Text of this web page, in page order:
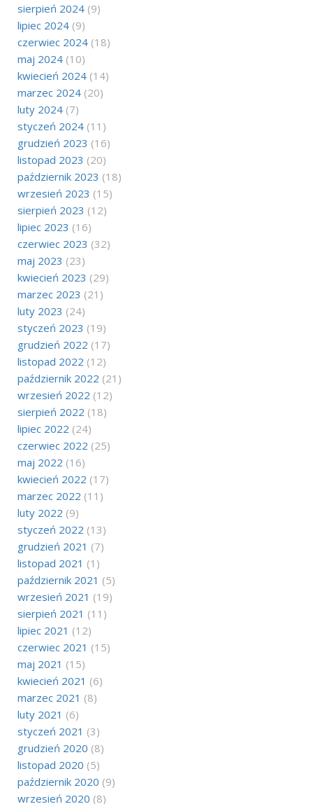
sierpień 2024 (9)
lipiec 2024 (9)
czerwiec 2024 (18)
maj 2024 (10)
kwiecień 2024 (14)
marzec 2024 (20)
luty 2024 (7)
styczeń 2024 (11)
grudzień 2023 (16)
listopad 2023 (20)
październik 2023 (18)
wrzesień 2023 (15)
sierpień 2023 (12)
lipiec 2023 (16)
czerwiec 2023 (32)
maj 2023 (23)
kwiecień 2023 (29)
marzec 2023 (21)
luty 2023 (24)
styczeń 2023 (19)
grudzień 2022 (17)
listopad 2022 (12)
październik 2022 (21)
wrzesień 2022 (12)
sierpień 2022 (18)
lipiec 2022 (24)
czerwiec 2022 (25)
maj 2022 (16)
kwiecień 2022 (17)
marzec 2022 (11)
luty 2022 (9)
styczeń 2022 (13)
grudzień 2021 (7)
listopad 2021 (1)
październik 2021 (5)
wrzesień 2021 (19)
sierpień 2021 (11)
lipiec 2021 (12)
czerwiec 2021 (15)
maj 2021 (15)
kwiecień 2021 (6)
marzec 2021 (8)
luty 2021 (6)
styczeń 2021 (3)
grudzień 2020 (8)
listopad 2020 (5)
październik 2020 (9)
wrzesień 2020 (8)